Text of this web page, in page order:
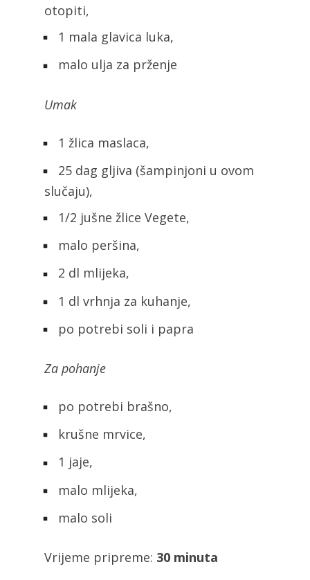
otopiti,
1 mala glavica luka,
malo ulja za prženje
Umak
1 žlica maslaca,
25 dag gljiva (šampinjoni u ovom
slučaju),
1/2 jušne žlice Vegete,
malo peršina,
2 dl mlijeka,
1 dl vrhnja za kuhanje,
po potrebi soli i papra
Za pohanje
po potrebi brašno,
krušne mrvice,
1 jaje,
malo mlijeka,
malo soli
Vrijeme pripreme: 30 minuta